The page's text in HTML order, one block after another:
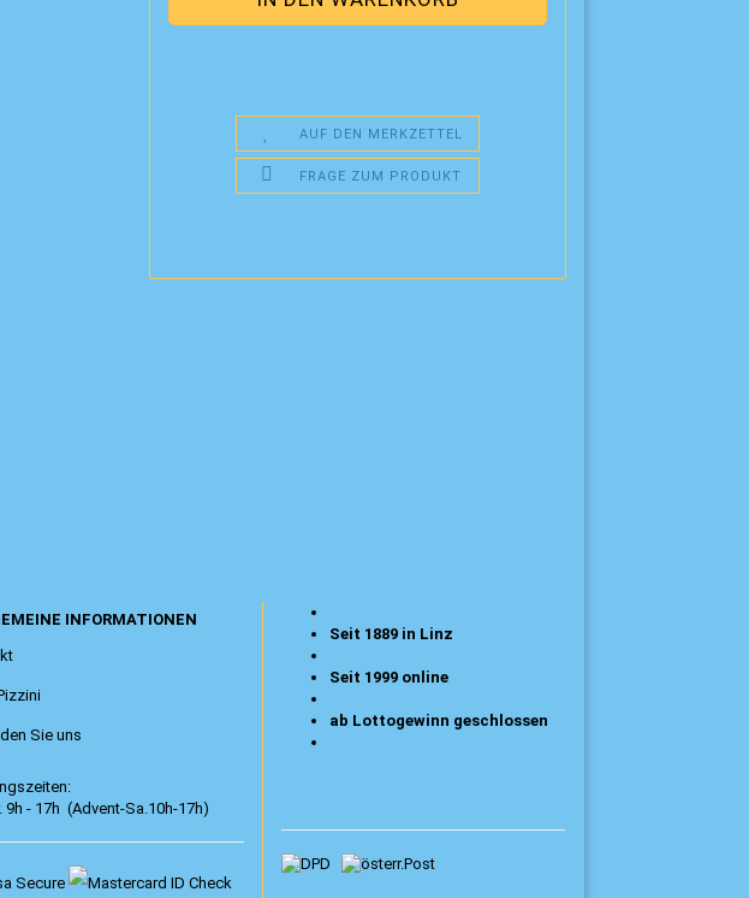
AUF DEN MERKZETTEL
FRAGE ZUM PRODUKT
INFORMATIONEN
Sie uns
9h - 17h (Advent-Sa.10h-17h)
Seit 1889 in Linz
Seit 1999 online
ab Lottogewinn geschlossen